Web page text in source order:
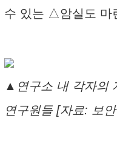
수 있는 △암실도 마
▲연구소 내 각자의
연구원들 [자료: 보